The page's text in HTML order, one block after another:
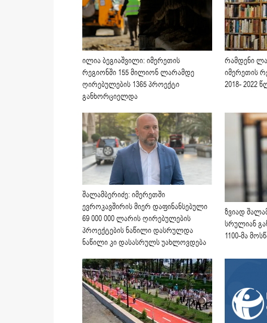
ილია ბეგიაშვილი: იმერეთის
რეგიონში 155 მილიონ ლარამდე
ღირებულების 1365 პროექტი
განხორციელდა
რამდენი
იმერეთის
2018- 2022
შალამბერიძე: იმერეთში
ევროკავშირის მიერ დაფინანსებული
69 000 000 ლარის ღირებულების
პროექტების ნაწილი დასრულდა
ნაწილი კი დასასრულს უახლოვდება
ზვიად
სრულიან
1100-მა